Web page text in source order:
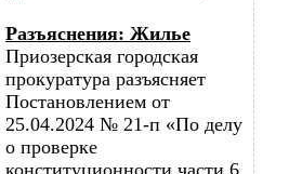
Разъяснения: Жилье
Приозерская городская
прокуратура разъясняет
Постановлением от
25.04.2024 № 21-п «По делу
о проверке
конституционности части 6